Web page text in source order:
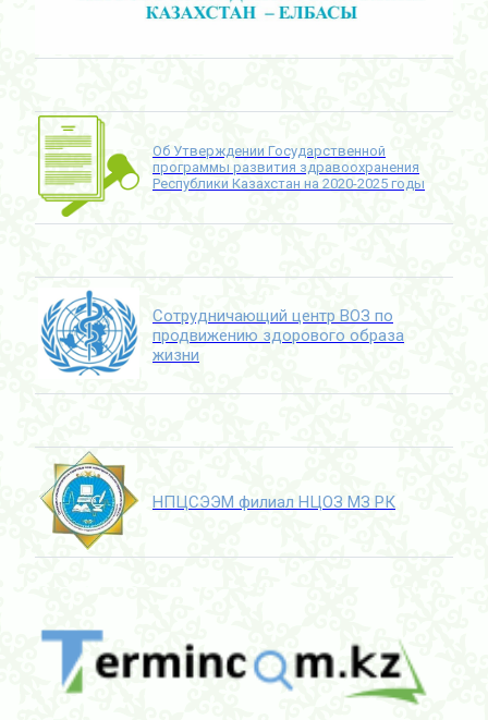
Об Утверждении Государственной
программы развития здравоохранения
Республики Казахстан на 2020-2025 годы
Сотрудничающий центр ВОЗ по
продвижению здорового образа
жизни
НПЦСЭЭМ филиал НЦОЗ МЗ РК